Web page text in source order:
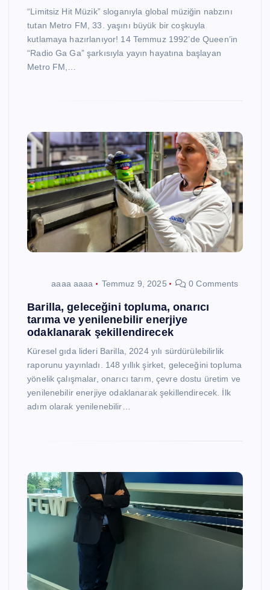
“Limitsiz Hit Müzik” sloganıyla global müziğin nabzını
tutan Metro FM, 33. yaşını büyük bir coşkuyla
kutlamaya hazırlanıyor! 14 Temmuz 1992’de Queen’in
“Radio Ga Ga” şarkısıyla yayın hayatına başlayan
Metro FM,…
aaaa aaaa Temmuz 9, 2025 0 Comments
Barilla, geleceğini topluma, onarıcı
tarıma ve yenilenebilir enerjiye
odaklanarak şekillendirecek
Küresel gıda lideri Barilla, 2024 yılı sürdürülebilirlik
raporunu yayınladı. 148 yıllık şirket, geleceğini topluma
yönelik çalışmalar, onarıcı tarım, çevre dostu üretim ve
yenilenebilir enerjiye odaklanarak şekillendirecek. İlk
adım olarak yenilenebilir…